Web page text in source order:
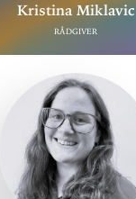
Kristina Miklavic
Rådgiver